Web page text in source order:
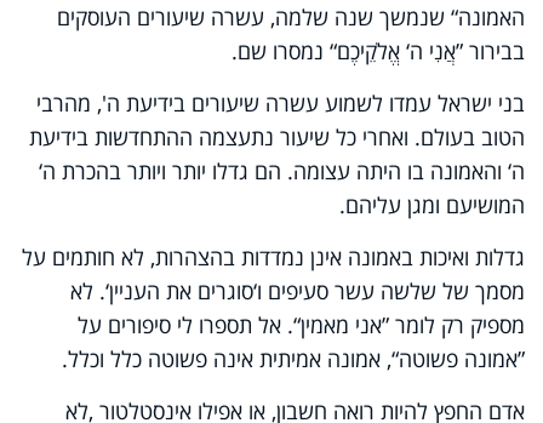
האמונה“ שנמשך שנה שלמה, עשרה שיעורים העוסקים
בבירור ”אֲנִי ה‘ אֱלֹקֵיכֶם“ נמסרו שם.
בני ישראל עמדו לשמוע עשרה שיעורים בידיעת ה', מהרבי
הטוב בעולם. ואחרי כל שיעור נתעצמה ההתחדשות בידיעת
ה‘ והאמונה בו היתה עצומה. הם גדלו יותר ויותר בהכרת ה‘
המושיעם ומגן עליהם.
גדלות ואיכות באמונה אינן נמדדות בהצהרות, לא חותמים על
מסמך של שלשה עשר סעיפים ו‘סוגרים את העניין‘. לא
מספיק רק לומר ”אני מאמין“. אל תספרו לי סיפורים על
”אמונה פשוטה“, אמונה אמיתית אינה פשוטה כלל וכלל.
אדם החפץ להיות רואה חשבון, או אפילו אינסטלטור ,לא